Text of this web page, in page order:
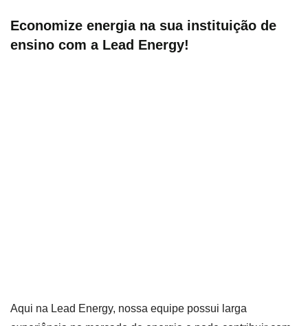
Economize energia na sua instituição de
ensino com a Lead Energy!
Aqui na Lead Energy, nossa equipe possui larga